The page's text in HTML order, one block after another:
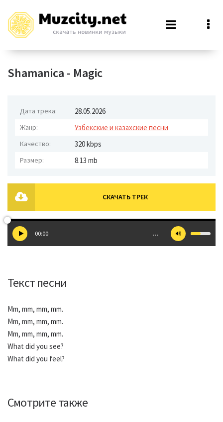
Shamanica - Magic
Дата трека: 28.05.2026
Жанр: Узбекские и казахские песни
Качество: 320 kbps
Размер: 8.13 mb
СКАЧАТЬ ТРЕК
00:00 …
Текст песни
Mm, mm, mm, mm.
Mm, mm, mm, mm.
Mm, mm, mm, mm.
What did you see?
What did you feel?
Смотрите также